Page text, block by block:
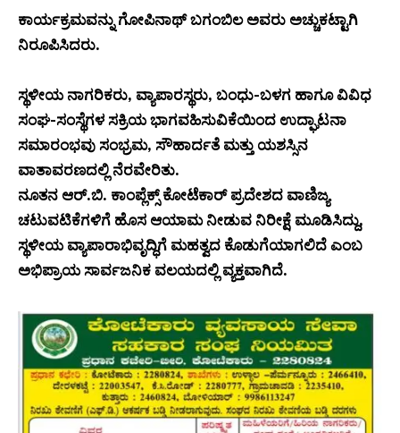
ಕಾರ್ಯಕ್ರಮವನ್ನು ಗೋಪಿನಾಥ್ ಬಗಂಬಿಲ ಅವರು ಅಚ್ಚುಕಟ್ಟಾಗಿ
ನಿರೂಪಿಸಿದರು.
ಸ್ಥಳೀಯ ನಾಗರಿಕರು, ವ್ಯಾಪಾರಸ್ಥರು, ಬಂಧು-ಬಳಗ ಹಾಗೂ ವಿವಿಧ
ಸಂಘ-ಸಂಸ್ಥೆಗಳ ಸಕ್ರಿಯ ಭಾಗವಹಿಸುವಿಕೆಯಿಂದ ಉದ್ಘಾಟನಾ
ಸಮಾರಂಭವು ಸಂಭ್ರಮ, ಸೌಹಾರ್ದತೆ ಮತ್ತು ಯಶಸ್ಸಿನ
ವಾತಾವರಣದಲ್ಲಿ ನೆರವೇರಿತು.
ನೂತನ ಆರ್.ಬಿ. ಕಾಂಪ್ಲೆಕ್ಸ್ ಕೋಟೆಕಾರ್ ಪ್ರದೇಶದ ವಾಣಿಜ್ಯ
ಚಟುವಟಿಕೆಗಳಿಗೆ ಹೊಸ ಆಯಾಮ ನೀಡುವ ನಿರೀಕ್ಷೆ ಮೂಡಿಸಿದ್ದು,
ಸ್ಥಳೀಯ ವ್ಯಾಪಾರಾಭಿವೃದ್ಧಿಗೆ ಮಹತ್ವದ ಕೊಡುಗೆಯಾಗಲಿದೆ ಎಂಬ
ಅಭಿಪ್ರಾಯ ಸಾರ್ವಜನಿಕ ವಲಯದಲ್ಲಿ ವ್ಯಕ್ತವಾಗಿದೆ.